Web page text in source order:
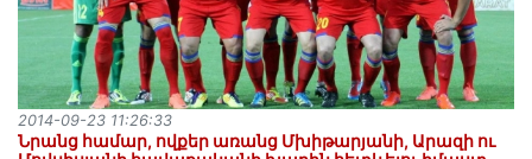
Նրանց համար, ովքեր առանց Մխիթարյանի, Արազի ու
2014-09-23 11:26:33